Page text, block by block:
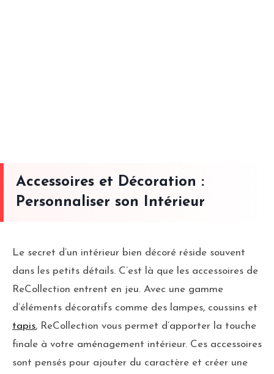
Accessoires et Décoration :
Personnaliser son Intérieur
Le secret d’un intérieur bien décoré réside souvent
dans les petits détails. C’est là que les accessoires de
ReCollection entrent en jeu. Avec une gamme
d’éléments décoratifs comme des lampes, coussins et
tapis, ReCollection vous permet d’apporter la touche
finale à votre aménagement intérieur. Ces accessoires
sont pensés pour ajouter du caractère et créer une